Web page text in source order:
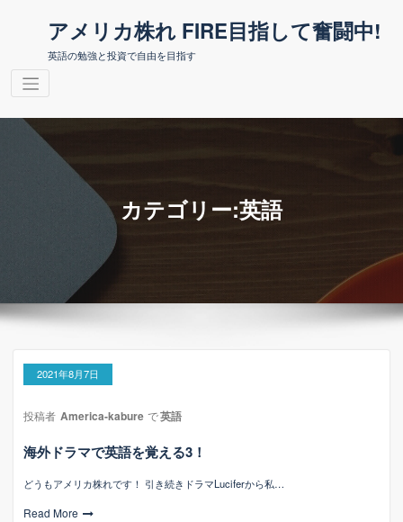
アメリカ株れ FIRE目指して奮闘中!
英語の勉強と投資で自由を目指す
カテゴリー:英語
2021年8月7日
投稿者 America-kabure で英語
海外ドラマで英語を覚える3！
どうもアメリカ株れです！ 引き続きドラマLuciferから私…
Read More